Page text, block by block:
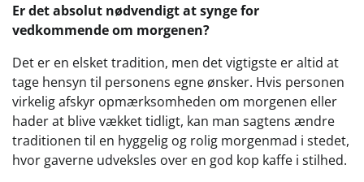
Er det absolut nødvendigt at synge for
vedkommende om morgenen?
Det er en elsket tradition, men det vigtigste er altid at
tage hensyn til personens egne ønsker. Hvis personen
virkelig afskyr opmærksomheden om morgenen eller
hader at blive vækket tidligt, kan man sagtens ændre
traditionen til en hyggelig og rolig morgenmad i stedet,
hvor gaverne udveksles over en god kop kaffe i stilhed.